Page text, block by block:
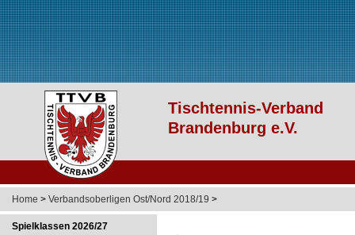
Home > Verbandsoberligen Ost/Nord 2018/19 >
Spielklassen 2026/27